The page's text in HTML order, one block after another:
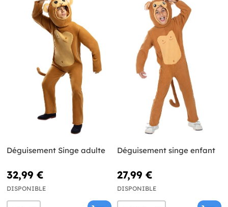
Déguisement Singe adulte
32,99 €
DISPONIBLE
Déguisement singe enfant
27,99 €
DISPONIBLE